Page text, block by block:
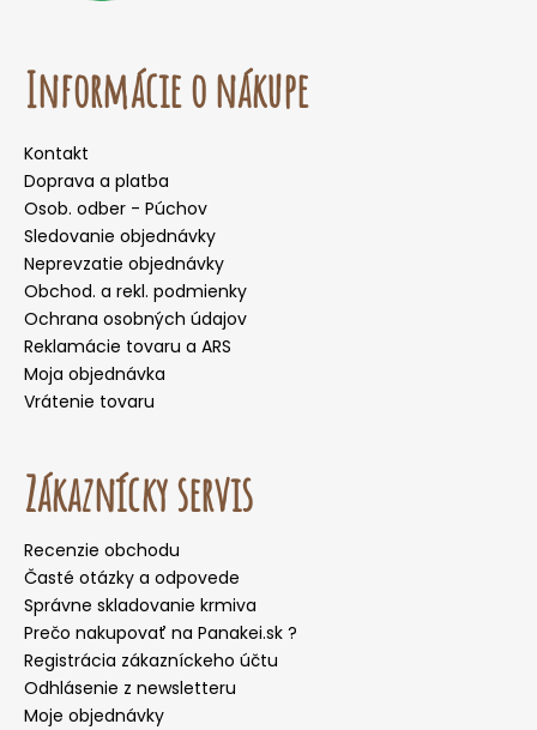
Informácie o nákupe
Kontakt
Doprava a platba
Osob. odber - Púchov
Sledovanie objednávky
Neprevzatie objednávky
Obchod. a rekl. podmienky
Ochrana osobných údajov
Reklamácie tovaru a ARS
Moja objednávka
Vrátenie tovaru
Zákaznícky servis
Recenzie obchodu
Časté otázky a odpovede
Správne skladovanie krmiva
Prečo nakupovať na Panakei.sk ?
Registrácia zákazníckeho účtu
Odhlásenie z newsletteru
Moje objednávky